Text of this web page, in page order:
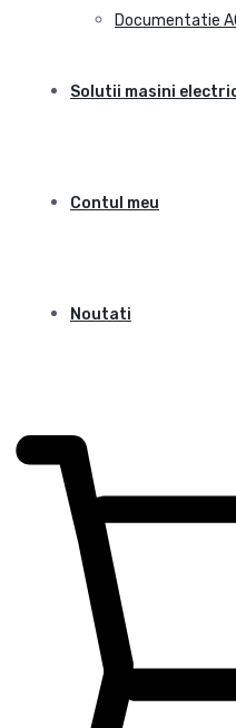
Documentatie
Solutii masini
Contul meu
Noutati